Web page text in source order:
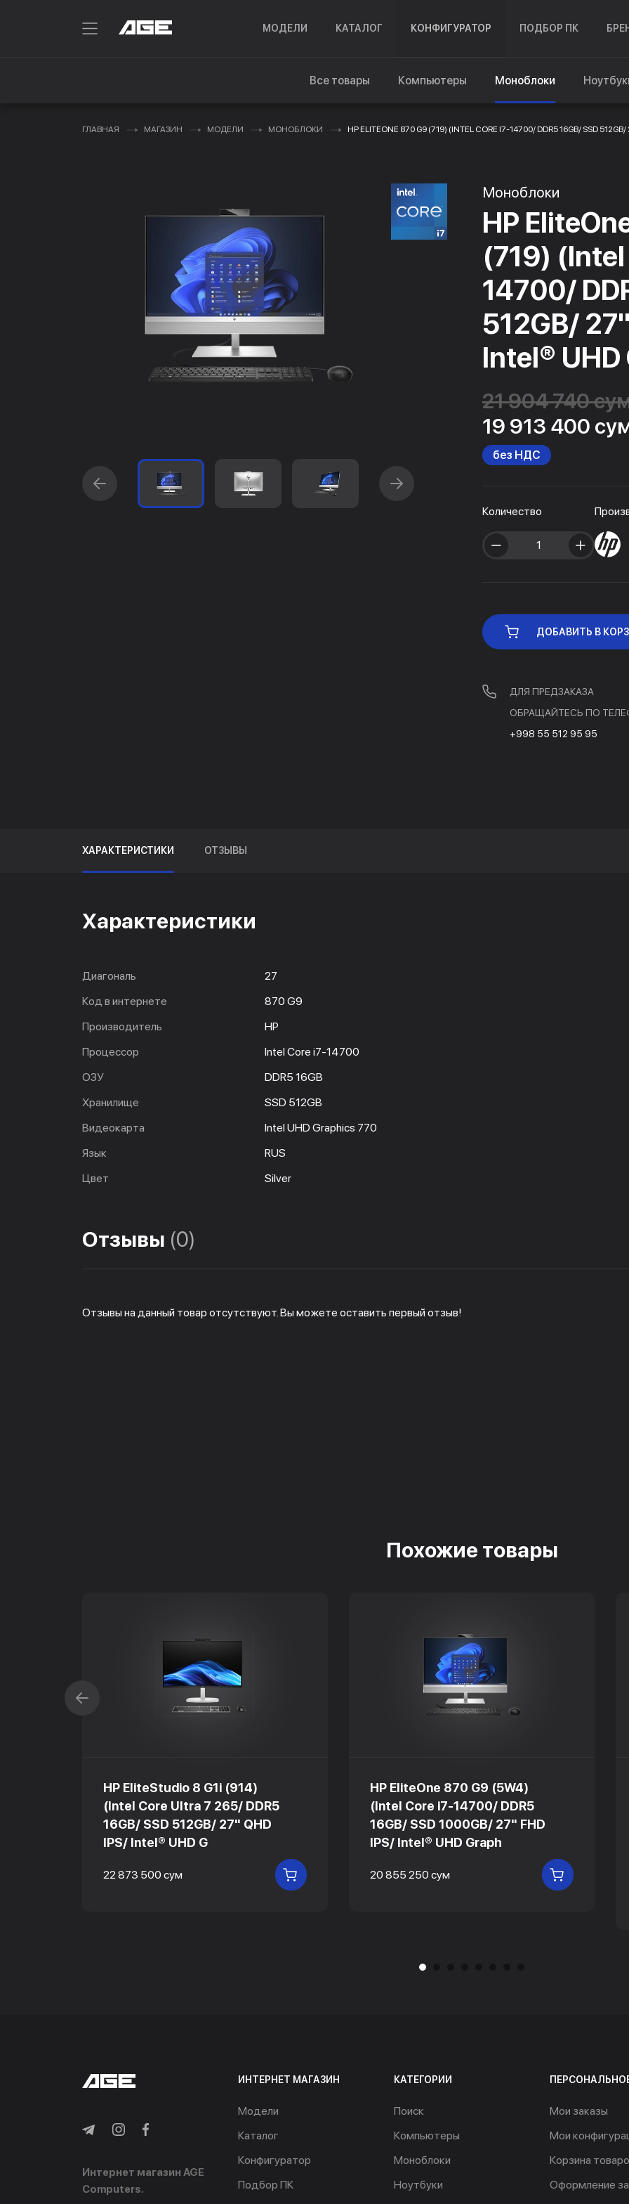
МОДЕЛИ КАТАЛОГ КОНФИГУРАТОР ПОДБОР ПК
Все товары Компьютеры Моноблоки
ГЛАВНАЯ МАГАЗИН МОДЕЛИ МОНОБЛОКИ HP ELITEONE 870 G9 (719) (INTEL CORE I7-14700/ DDR5 16GB/ SSD
Моноблоки
HP
(719)
14700/
512GB/
Intel® UHD
21 904 740
19 913 400
без НДС
Количество
ДОБАВИТЬ В
ДЛЯ ПРЕДЗАКАЗА
ОБРАЩАЙТЕСЬ ПО
+998 55 512 95 95
ХАРАКТЕРИСТИКИ ОТЗЫВЫ
Характеристики
Диагональ
27
Код в интернете
870 G9
Производитель
HP
Процессор
Intel Core i7-14700
ОЗУ
DDR5 16GB
Хранилище
SSD 512GB
Видеокарта
Intel UHD Graphics 770
Язык
RUS
Цвет
Silver
Отзывы (0)
Отзывы на данный товар отсутствуют. Вы можете оставить первый отзыв!
Похожие товары
HP EliteStudio 8 G1i (914)
(Intel Core Ultra 7 265/ DDR5
16GB/ SSD 512GB/ 27" QHD
IPS/ Intel® UHD G
22 873 500 сум В КОРЗИНУ
HP EliteOne 870 G9 (5W4)
(Intel Core i7-14700/ DDR5
16GB/ SSD 1000GB/ 27" FHD
IPS/ Intel® UHD Graph
20 855 250 сум В КОРЗИНУ
Интернет магазин AGE
Computers.
ИНТЕРНЕТ МАГАЗИН
Модели
Каталог
Конфигуратор
Подбор ПК
КАТЕГОРИИ
Поиск
Компьютеры
Моноблоки
Ноутбуки
Мои заказы
Мои
Корзина
Оформление